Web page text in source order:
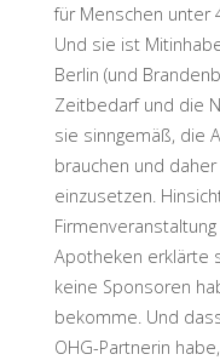
für Menschen unter
Und sie ist
Berlin (und
Zeitbedarf und die
sie sinngemäß, die
brauchen und
einzusetzen.
Apotheken erklärte
keine Sponsoren
bekomme. Und
OHG-Partnerin